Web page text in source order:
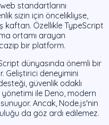
standartlarını
sizin için öncelikliyse,
kaftan. Özellikle TypeScript
ortamı arayan
bir platform.
dünyasında önemli bir
Geliştirici deneyimini
güvenlik odaklı
yönetimi ile Deno, modern
Ancak, Node.js'nin
da göz ardı edilemez.